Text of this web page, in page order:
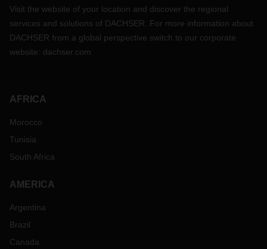
Visit the website of your location and discover the regional
services and solutions of DACHSER. For more information about
DACHSER from a global perspective switch to our corporate
website: dachser.com
AFRICA
Morocco
Tunisia
South Africa
AMERICA
Argentina
Brazil
Canada